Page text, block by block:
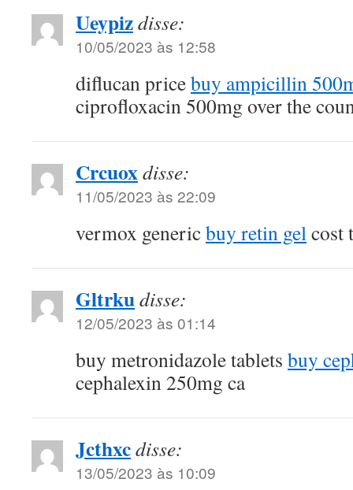
Ueypizdisse:
10/05/2023 às 12:58
diflucan pricebuy ampicillin
ciprofloxacin 500mg over the
Crcuoxdisse:
11/05/2023 às 22:09
vermox genericbuy retin gelcost
Gltrkudisse:
12/05/2023 às 01:14
buy metronidazole tablets buy
cephalexin 250mg ca
Jcthxcdisse:
13/05/2023 às 10:09